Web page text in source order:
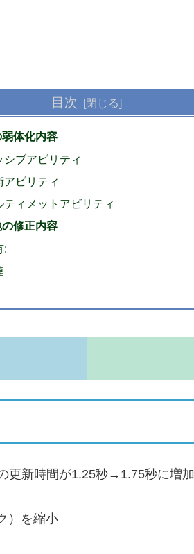
目次
体化内容
シブアビリティ
アビリティ
ティメットアビリティ
修正内容
:
更新時間が1.25秒→1.75秒に増加
）を縮小